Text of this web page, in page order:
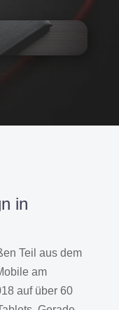
in
Teil aus dem
am
auf über 60